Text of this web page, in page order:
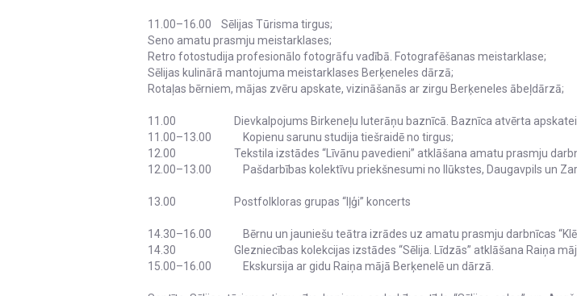
11.00–16.00 Sēlijas Tūrisma tirgus;
Seno amatu prasmju meistarklases;
Retro fotostudija profesionālo fotogrāfu vadībā. Fotografēšanas meistarklase;
Sēlijas kulinārā mantojuma meistarklases Berķeneles dārzā;
Rotaļas bērniem, mājas zvēru apskate, vizināšanās ar zirgu Berķeneles ābeļdārzā;
11.00 Dievkalpojums Birkeneļu luterāņu baznīcā. Baznīca atvērta apskatei
11.00–13.00 Kopienu sarunu studija tiešraidē no tirgus;
12.00 Tekstila izstādes “Līvānu pavedieni” atklāšana amatu prasmju
12.00–13.00 Pašdarbības kolektīvu priekšnesumi no Ilūkstes, Daugavpils un
13.00 Postfolkloras grupas “Iļģi” koncerts
14.30–16.00 Bērnu un jauniešu teātra izrādes uz amatu prasmju darbnīcas
14.30 Glezniecības kolekcijas izstādes “Sēlija. Līdzās” atklāšana Raiņa
15.00–16.00 Ekskursija ar gidu Raiņa mājā Berķenelē un dārzā.
Sēlijas dievnamos
koncertlekciju
julijs 24 , 2026